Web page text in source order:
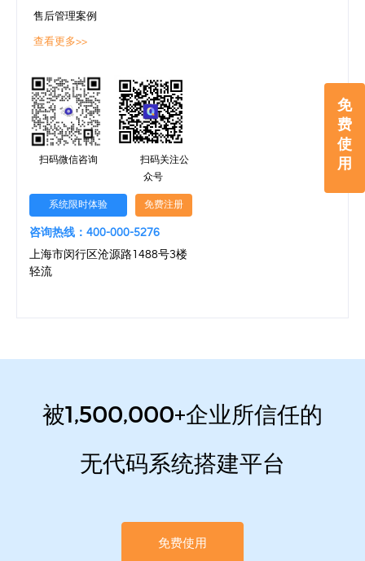
免
费
使
用
售后管理案例
查看更多>>
扫码微信咨询
扫码关注公
众号
系统限时体验 免费注册
咨询热线：400-000-5276
上海市闵行区沧源路1488号3楼
轻流
被1,500,000+企业所信任的
无代码系统搭建平台
免费使用